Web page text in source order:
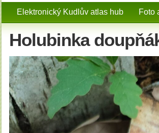
Elektronický Kudlův atlas hub Foto
Holubinka